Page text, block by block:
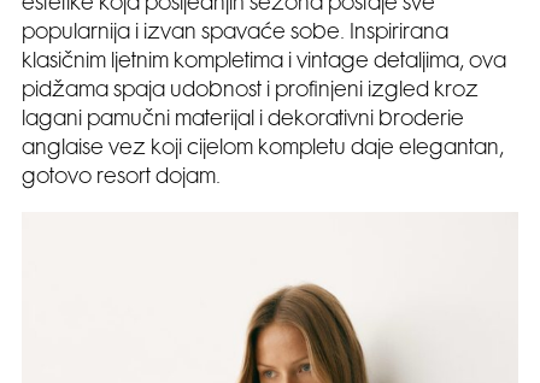
estetike koja posljednjih sezona postaje sve
popularnija i izvan spavaće sobe. Inspirirana
klasičnim ljetnim kompletima i vintage detaljima, ova
pidžama spaja udobnost i profinjeni izgled kroz
lagani pamučni materijal i dekorativni broderie
anglaise vez koji cijelom kompletu daje elegantan,
gotovo resort dojam.